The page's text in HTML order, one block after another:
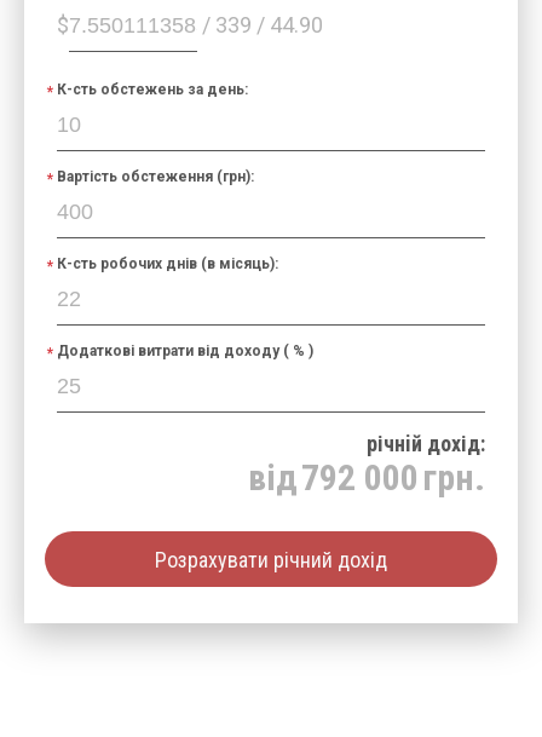
$ / 339 / 44.90
К-сть обстежень за день:
Вартість обстеження (грн):
К-сть робочих днів (в місяць):
Додаткові витрати від доходу ( % )
річнiй дохід:
від792 000 грн.
Розрахувати річний дохід